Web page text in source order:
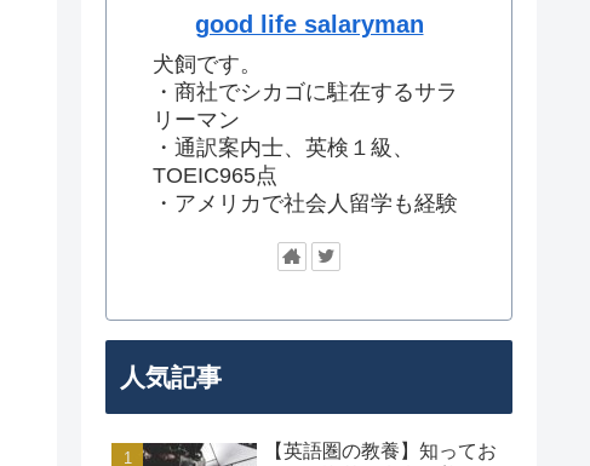
good life salaryman
犬飼です。
・商社でシカゴに駐在するサラ
リーマン
・通訳案内士、英検１級、
TOEIC965点
・アメリカで社会人留学も経験
人気記事
【英語圏の教養】知ってお